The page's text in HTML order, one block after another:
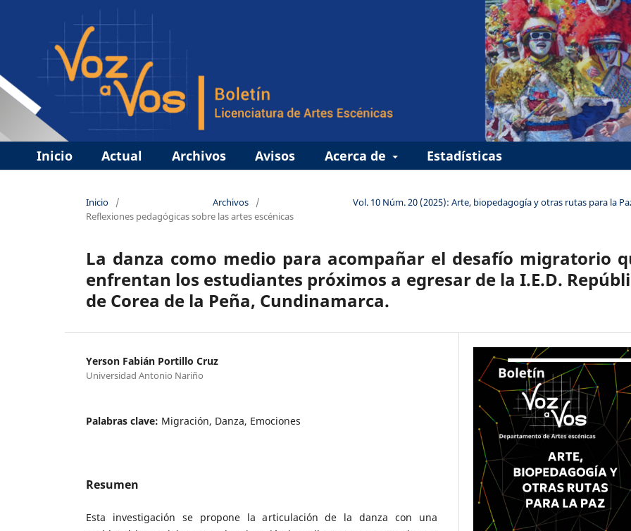
Inicio Actual Archivos Avisos Acerca de Estadísticas
Inicio / Archivos / Vol. 10 Núm. 20 (2025): Arte, biopedagogía y otras rutas para la
Reflexiones pedagógicas sobre las artes escénicas
La danza como medio para acompañar el desafío migratorio
enfrentan los estudiantes próximos a egresar de la I.E.D.
de Corea de la Peña, Cundinamarca.
Yerson Fabián Portillo Cruz
Universidad Antonio Nariño
Palabras clave: Migración, Danza, Emociones
Resumen
Esta investigación se propone la articulación de la danza con una